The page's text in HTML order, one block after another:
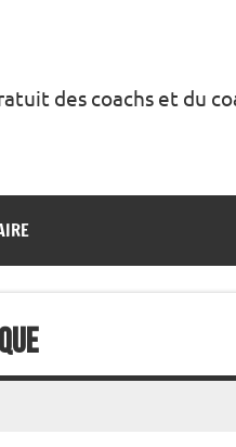
des coachs et du